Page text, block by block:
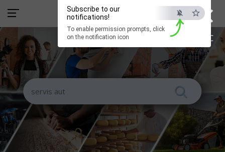
×
ESC
Subscribe to our
notifications!
To enable permission prompts, click
on the notification icon